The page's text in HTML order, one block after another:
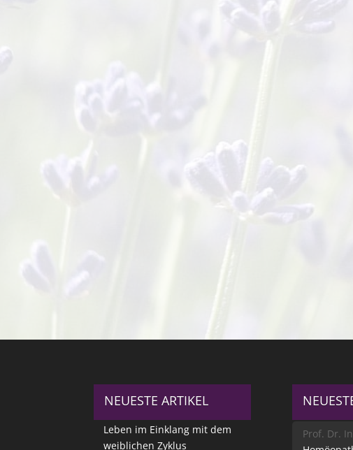
NEUESTE ARTIKEL
Leben im Einklang mit dem
weiblichen Zyklus
Prof. Dr.